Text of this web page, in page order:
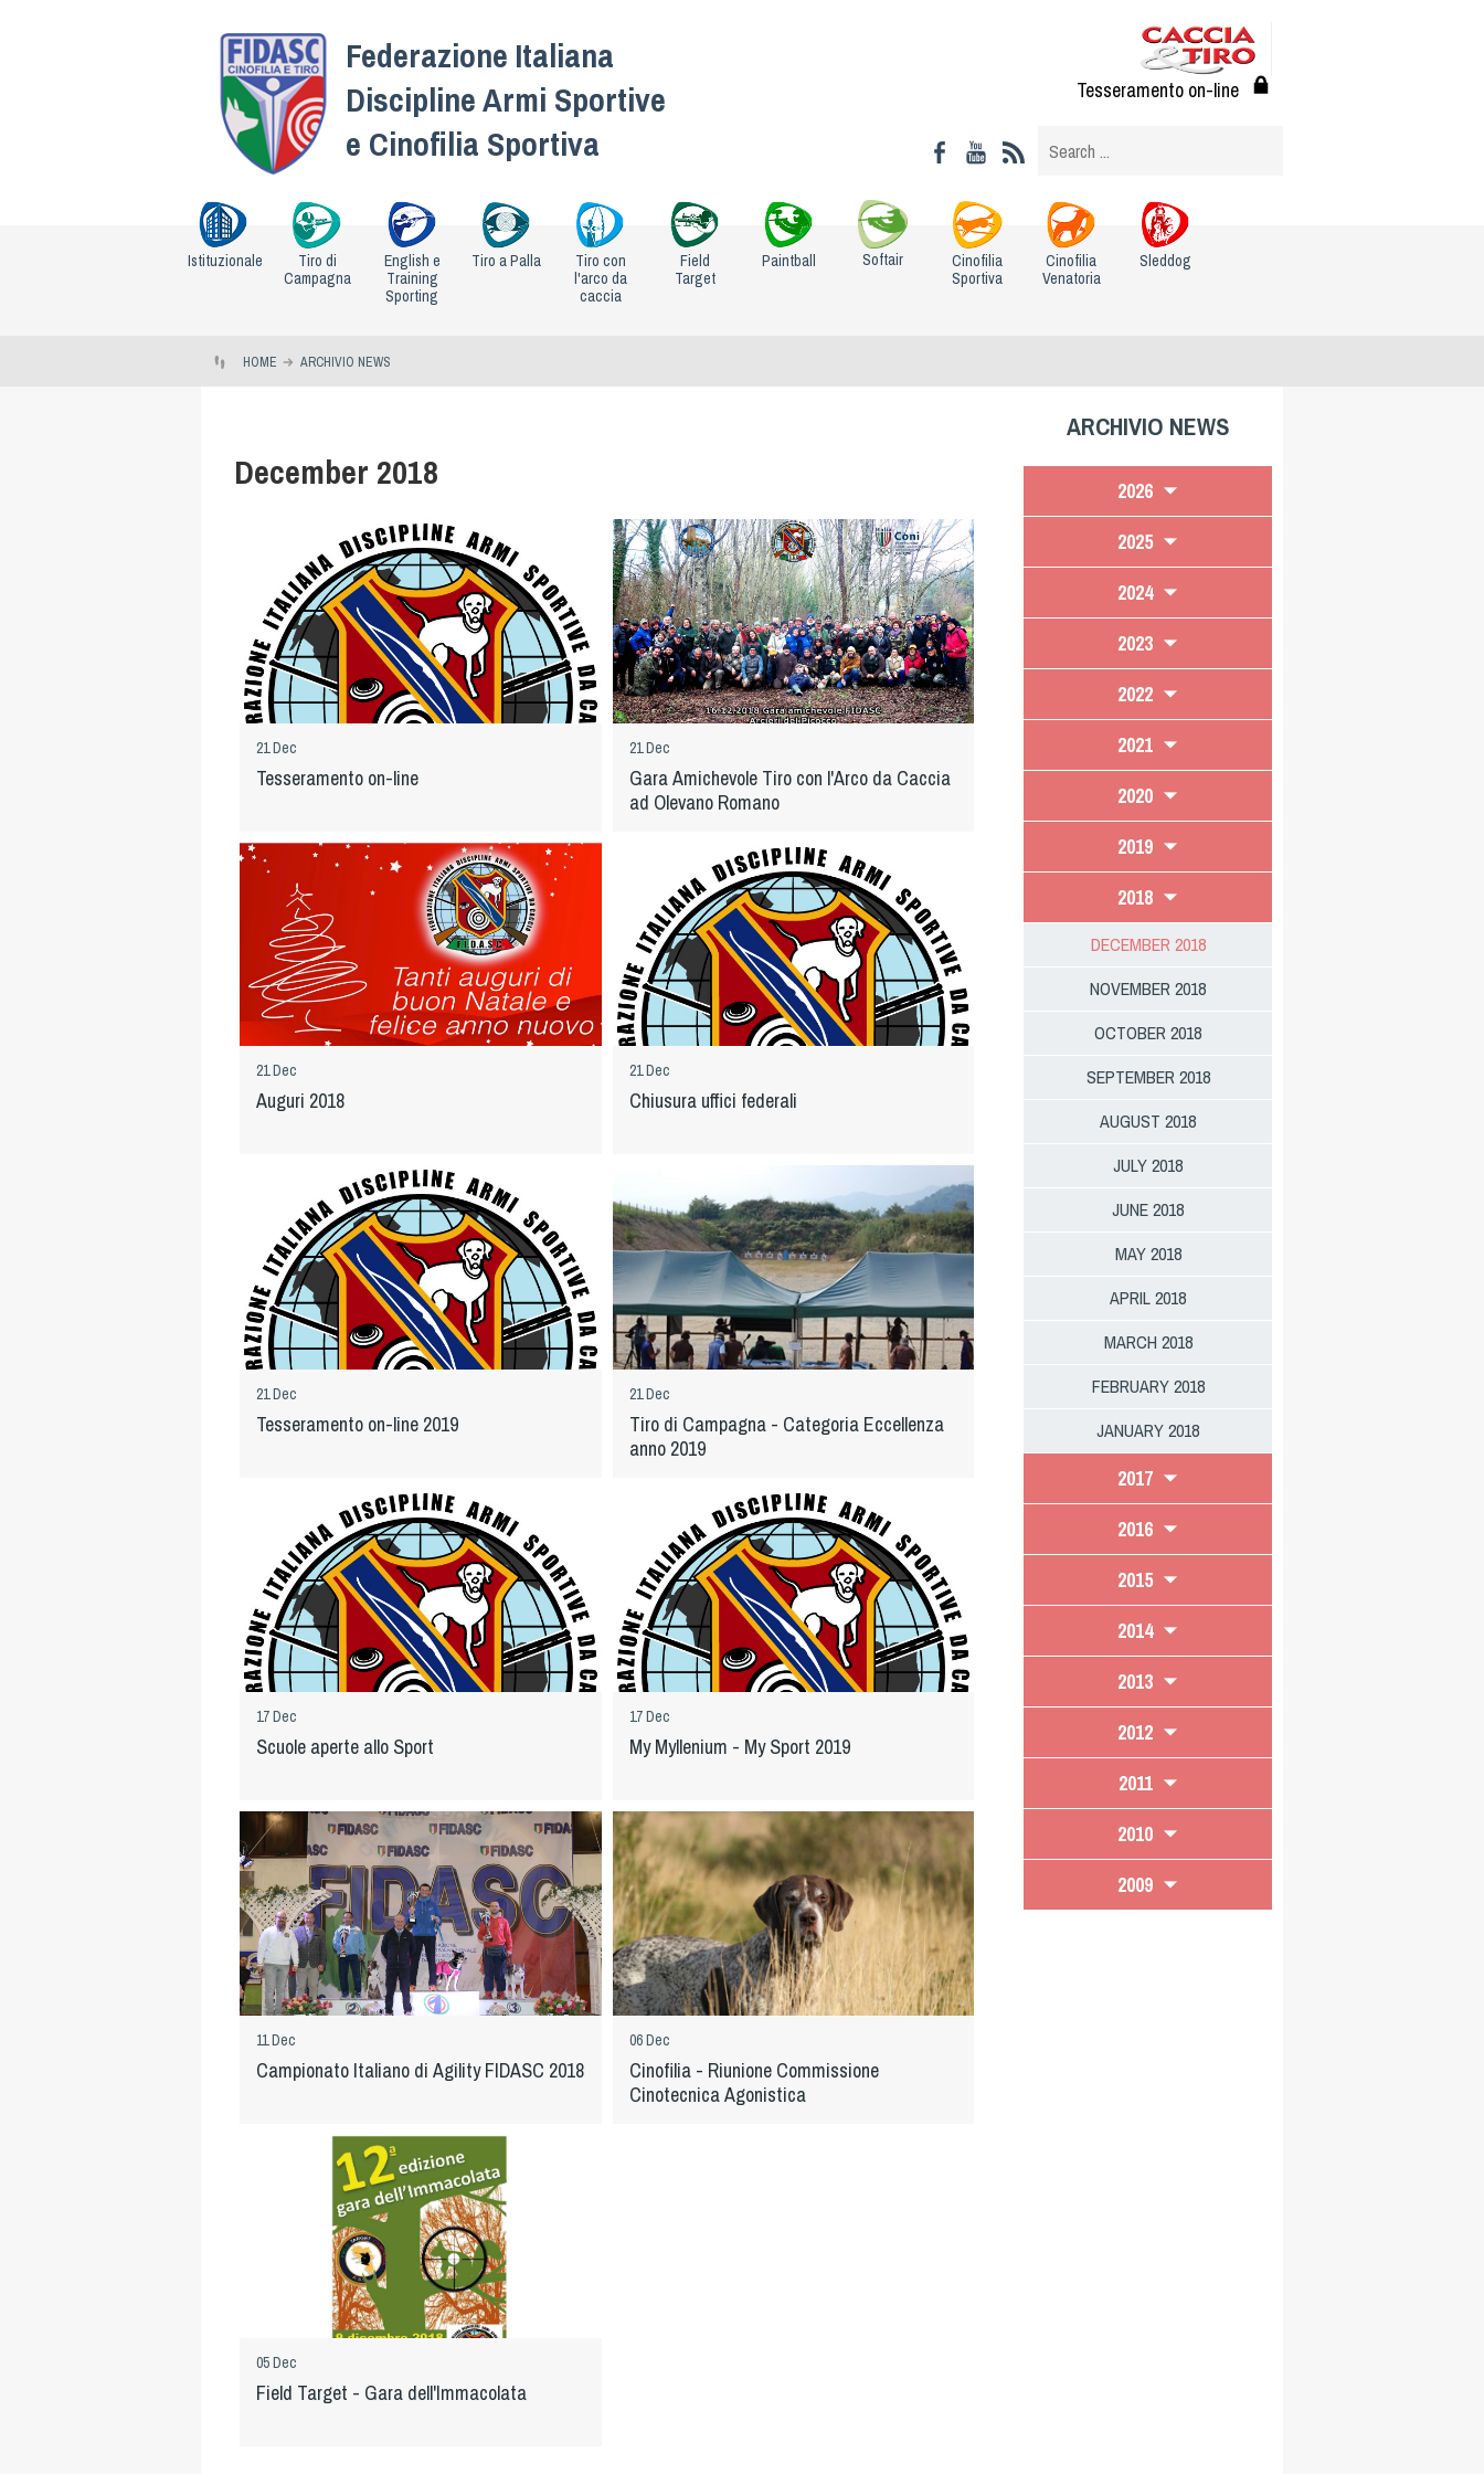
Federazione Italiana
Discipline Armi Sportive
e Cinofilia Sportiva
Tesseramento on-line
Istituzionale
Tiro di
Campagna
English e
Training
Sporting
Tiro a Palla
Tiro con
l'arco da
caccia
Field
Target
Paintball Softair
Cinofilia
Sportiva
Cinofilia
Venatoria
Sleddog
HOME ARCHIVIO NEWS
December 2018
21 Dec
Tesseramento on-line
21 Dec
Gara Amichevole Tiro con l'Arco da Caccia
ad Olevano Romano
21 Dec
Auguri 2018
21 Dec
Chiusura uffici federali
21 Dec
Tesseramento on-line 2019
21 Dec
Tiro di Campagna - Categoria Eccellenza
anno 2019
17 Dec
Scuole aperte allo Sport
17 Dec
My Myllenium - My Sport 2019
11 Dec
Campionato Italiano di Agility FIDASC 2018
06 Dec
Cinofilia - Riunione Commissione
Cinotecnica Agonistica
05 Dec
Field Target - Gara dell'Immacolata
ARCHIVIO NEWS
2026
2025
2024
2023
2022
2021
2020
2019
2018
DECEMBER 2018
NOVEMBER 2018
OCTOBER 2018
SEPTEMBER 2018
AUGUST 2018
JULY 2018
JUNE 2018
MAY 2018
APRIL 2018
MARCH 2018
FEBRUARY 2018
JANUARY 2018
2017
2016
2015
2014
2013
2012
2011
2010
2009